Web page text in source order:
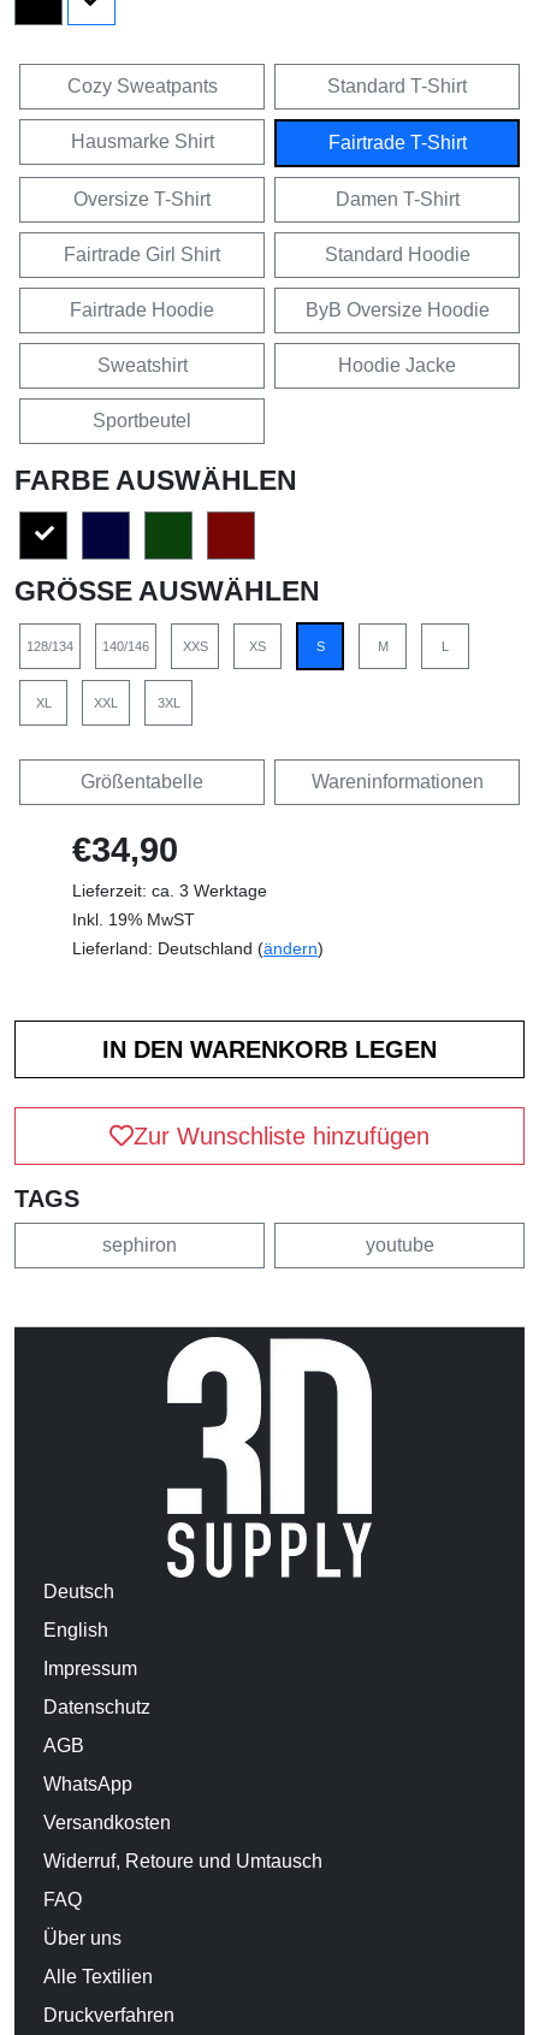
Cozy Sweatpants Standard T-Shirt
Hausmarke Shirt Fairtrade T-Shirt
Oversize T-Shirt Damen T-Shirt
Fairtrade Girl Shirt Standard Hoodie
Fairtrade Hoodie ByB Oversize Hoodie
Sweatshirt Hoodie Jacke
Sportbeutel
FARBE AUSWÄHLEN
GRÖSSE AUSWÄHLEN
128/134 140/146 XXS XS S M L
XL XXL 3XL
Größentabelle Wareninformationen
€34,90
Lieferzeit: ca. 3 Werktage
Inkl. 19% MwST
Lieferland: Deutschland (ändern)
Zur Wunschliste hinzufügen
TAGS
sephiron youtube
Deutsch
English
Impressum
Datenschutz
AGB
WhatsApp
Versandkosten
Widerruf, Retoure und Umtausch
FAQ
Über uns
Alle Textilien
Druckverfahren